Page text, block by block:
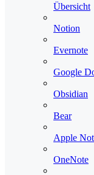
Übersicht
Notion
Evernote
Google
Obsidian
Bear
Apple
OneNote